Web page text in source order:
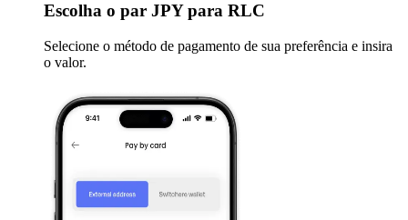
Escolha o par JPY para RLC
Selecione o método de pagamento de sua preferência e insira
o valor.